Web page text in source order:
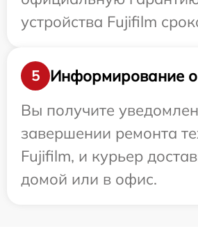
устройства Fujifilm
5
Информирование о
Вы получите
завершении ремонта
Fujifilm, и курьер
домой или в офис.